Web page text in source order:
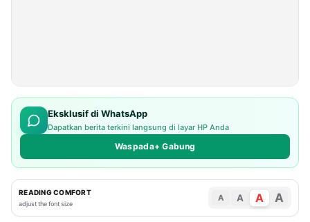
Eksklusif di WhatsApp
Dapatkan berita terkini langsung di layar HP Anda
Waspada+ Gabung
READING COMFORT
adjust the font size
A A A A